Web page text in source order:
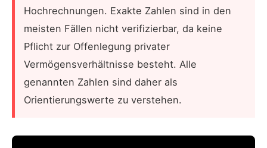
Hochrechnungen. Exakte Zahlen sind in den
meisten Fällen nicht verifizierbar, da keine
Pflicht zur Offenlegung privater
Vermögensverhältnisse besteht. Alle
genannten Zahlen sind daher als
Orientierungswerte zu verstehen.